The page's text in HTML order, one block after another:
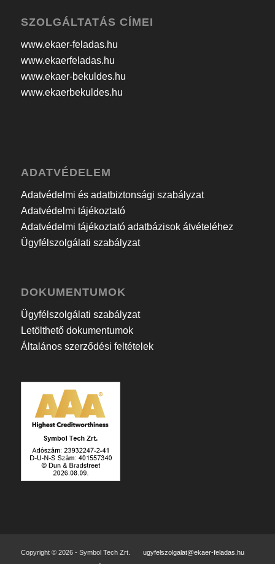
SZOLGÁLTATÁS CÍMEI
www.ekaer-feladas.hu
www.ekaerfeladas.hu
www.ekaer-bekuldes.hu
www.ekaerbekuldes.hu
ADATVÉDELEM
Adatvédelmi és adatbiztonsági szabályzat
Adatvédelmi tájékoztató
Adatvédelmi tájékoztató adatbázisok átvételéhez
Ügyfélszolgálati szabályzat
DOKUMENTUMOK
Ügyfélszolgálati szabályzat
Letölthető dokumentumok
Általános szerződési feltételek
Copyright © 2026 - Symbol Tech Zrt. ugyfelszolgalat@ekaer-feladas.hu